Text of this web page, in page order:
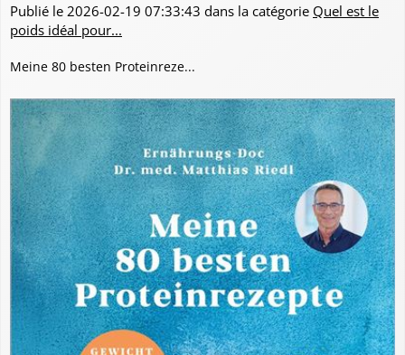
Publié le 2026-02-19 07:33:43 dans la catégorie Quel est le
poids idéal pour...
Meine 80 besten Proteinreze...